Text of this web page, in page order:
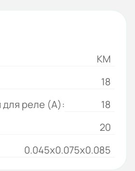
КМ
18
для реле (А):
18
20
0.045x0.075x0.085